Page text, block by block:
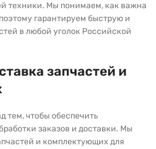
техники. Мы понимаем, как важна
гарантируем быструю и
в любой уголок Российской
запчастей и
тем, чтобы обеспечить
заказов и доставки. Мы
и комплектующих для